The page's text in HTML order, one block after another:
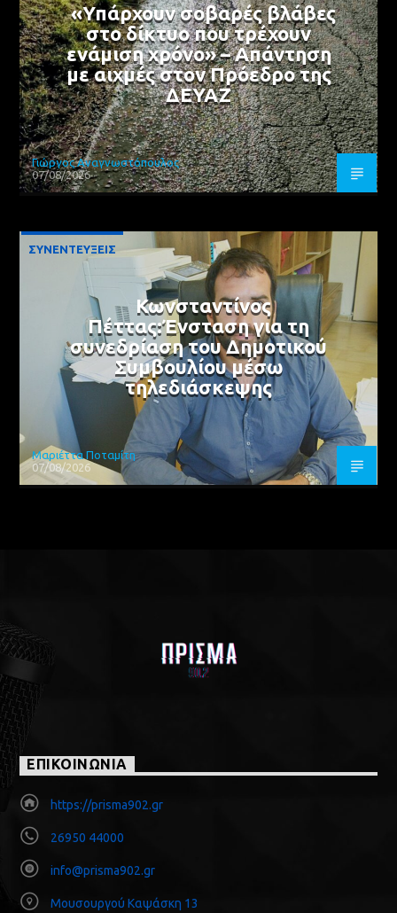
«Υπάρχουν σοβαρές βλάβες
στο δίκτυο που τρέχουν
ενάμιση χρόνο» – Απάντηση
με αιχμές στον Πρόεδρο της
ΔΕΥΑΖ
Γιώργος Αναγνωστόπουλος
07/08/2026
ΣΥΝΕΝΤΕΥΞΕΙΣ
Κωνσταντίνος
Πέττας:Ένσταση για τη
συνεδρίαση του Δημοτικού
Συμβουλίου μέσω
τηλεδιάσκεψης
Μαριέττα Ποταμίτη
07/08/2026
ΕΠΙΚΟΙΝΩΝΙΑ
https://prisma902.gr
26950 44000
info@prisma902.gr
Μουσουργού Καψάσκη 13